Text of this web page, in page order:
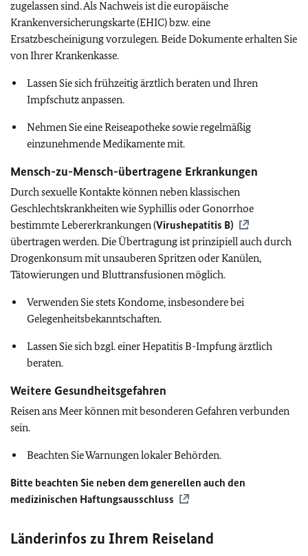
zugelassen sind. Als Nachweis ist die europäische
Krankenversicherungskarte (EHIC) bzw. eine
Ersatzbescheinigung vorzulegen. Beide Dokumente erhalten Sie
von Ihrer Krankenkasse.
Lassen Sie sich frühzeitig ärztlich beraten und Ihren
Impfschutz anpassen.
Nehmen Sie eine Reiseapotheke sowie regelmäßig
einzunehmende Medikamente mit.
Mensch-zu-Mensch-übertragene Erkrankungen
Durch sexuelle Kontakte können neben klassischen
Geschlechtskrankheiten wie Syphillis oder Gonorrhoe
bestimmte Lebererkrankungen (Virushepatitis B)
übertragen werden. Die Übertragung ist prinzipiell auch durch
Drogenkonsum mit unsauberen Spritzen oder Kanülen,
Tätowierungen und Bluttransfusionen möglich.
Verwenden Sie stets Kondome, insbesondere bei
Gelegenheitsbekanntschaften.
Lassen Sie sich bzgl. einer Hepatitis B-Impfung ärztlich
beraten.
Weitere Gesundheitsgefahren
Reisen ans Meer können mit besonderen Gefahren verbunden
sein.
Beachten Sie Warnungen lokaler Behörden.
Bitte beachten Sie neben dem generellen auch den
medizinischen Haftungsausschluss
Länderinfos zu Ihrem Reiseland